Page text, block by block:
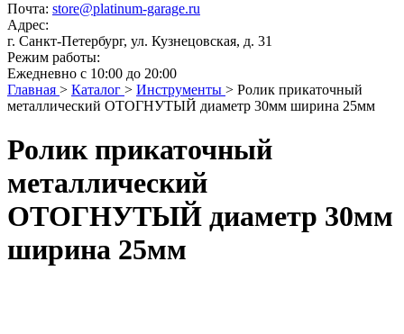
Почта: store@platinum-garage.ru
Адрес:
г. Санкт-Петербург, ул. Кузнецовская, д. 31
Режим работы:
Ежедневно с 10:00 до 20:00
Главная > Каталог > Инструменты > Ролик прикаточный
металлический ОТОГНУТЫЙ диаметр 30мм ширина 25мм
Ролик прикаточный
металлический
ОТОГНУТЫЙ диаметр 30мм
ширина 25мм